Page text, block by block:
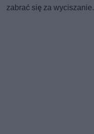
zabrać się za wyciszanie.